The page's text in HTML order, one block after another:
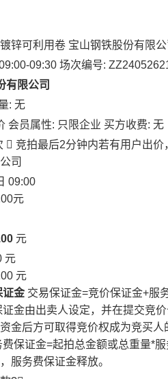
锌可利用卷 宝山钢铁股份有限公
09:30 场次编号:
有限公司
: 无
会员属性: 只限企业 买方收费: 无
 竞拍最后2分钟内若有用户出价
司
09:00
元
元
元
元
证金 交易保证金=竞价保证金+服
证金由出卖人设定，并在提交竞
金后方可取得竞价权成为竞买人
费保证金=起拍总金额或总重量*
服务费保证金释放。